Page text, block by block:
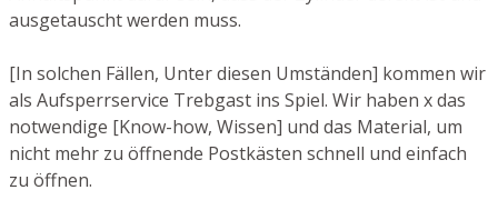
ausgetauscht werden muss.
[In solchen Fällen, Unter diesen Umständen] kommen wir
als Aufsperrservice Trebgast ins Spiel. Wir haben x das
notwendige [Know-how, Wissen] und das Material, um
nicht mehr zu öffnende Postkästen schnell und einfach
zu öffnen.